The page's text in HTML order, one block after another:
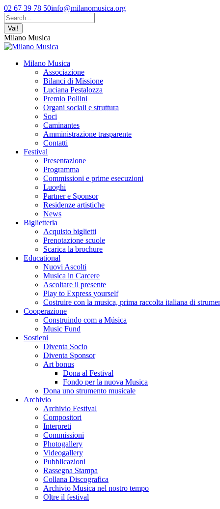
Vai
ai
contenuti
Facebook
page
opens
in
new
window
YouTube
page
opens
in
new
window
Instagram
page
opens
in
new
window
02 67 39 78 50info@milanomusica.org
Cerca:
Milano Musica
Milano Musica
Associazione
Bilanci di Missione
Luciana Pestalozza
Premio Pollini
Organi sociali e struttura
Soci
Caminantes
Amministrazione trasparente
Contatti
Festival
Presentazione
Programma
Commissioni e prime esecuzioni
Luoghi
Partner e Sponsor
Residenze artistiche
News
Biglietteria
Acquisto biglietti
Prenotazione scuole
Scarica la brochure
Educational
Nuovi Ascolti
Musica in Carcere
Ascoltare il presente
Play to Express yourself
Costruire con la musica, prima raccolta italiana di
Cooperazione
Construindo com a Música
Music Fund
Sostieni
Diventa Socio
Diventa Sponsor
Art bonus
Dona al Festival
Fondo per la nuova Musica
Dona uno strumento musicale
Archivio
Archivio Festival
Compositori
Interpreti
Commissioni
Photogallery
Videogallery
Pubblicazioni
Rassegna Stampa
Collana Discografica
Archivio Musica nel nostro tempo
Oltre il festival